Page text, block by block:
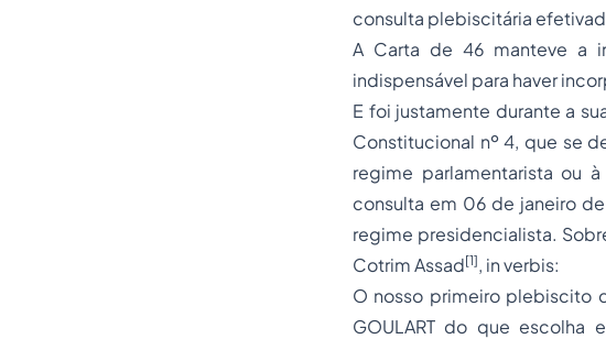
consulta plebiscitária
A Carta de 46 manteve a
indispensável para haver
E foi justamente durante a
Constitucional nº 4, que se
regime parlamentarista ou
consulta em 06 de janeiro
regime presidencialista.
Cotrim Assad[1], in verbis:
O nosso primeiro plebiscito
GOULART do que escolha